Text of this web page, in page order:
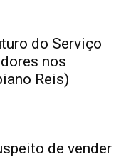
do Serviço
nos
Reis)
de vender